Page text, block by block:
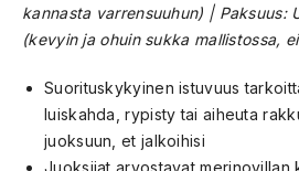
kannasta varrensuuhun) | Paksuus:
(kevyin ja ohuin sukka mallistossa,
Suorituskykyinen istuvuus
luiskahda, rypisty tai aiheuta
juoksuun, et jalkoihisi
Juoksijat arvostavat merinovillan